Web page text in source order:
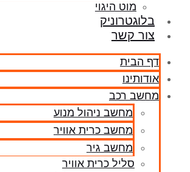
מוט היגוי
בלוגטרוניק
צור קשר
דף הבית
אודותינו
מחשב רכב
מחשב ניהול מנוע
מחשב כרית אוויר
מחשב גיר
סליל כרית אוויר